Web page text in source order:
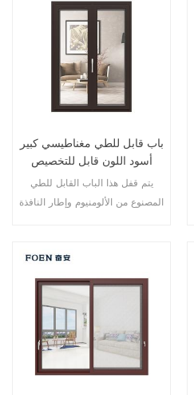
باب قابل للطي مغناطيسي كبير
أسود اللون قابل للتخصيص
للاستخدام المتين
يتم قفل هذا الباب القابل للطي
المصنوع من الألومنيوم وإطار النافذة
مختلفة من الأبواب لتلبية الاحتياجات
المعمارية المختلفة.